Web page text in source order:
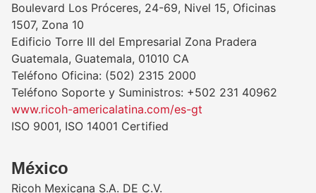
Boulevard Los Próceres, 24-69, Nivel 15, Oficinas
1507, Zona 10
Edificio Torre III del Empresarial Zona Pradera
Guatemala, Guatemala, 01010 CA
Teléfono Oficina: (502) 2315 2000
Teléfono Soporte y Suministros: +502 231 40962
www.ricoh-americalatina.com/es-gt
ISO 9001, ISO 14001 Certified
México
Ricoh Mexicana S.A. DE C.V.